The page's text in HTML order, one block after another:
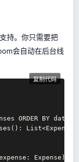
持。你只需要把
会自动在后台线
复制代码
ORDER BY date
List<Expense>
Expense)